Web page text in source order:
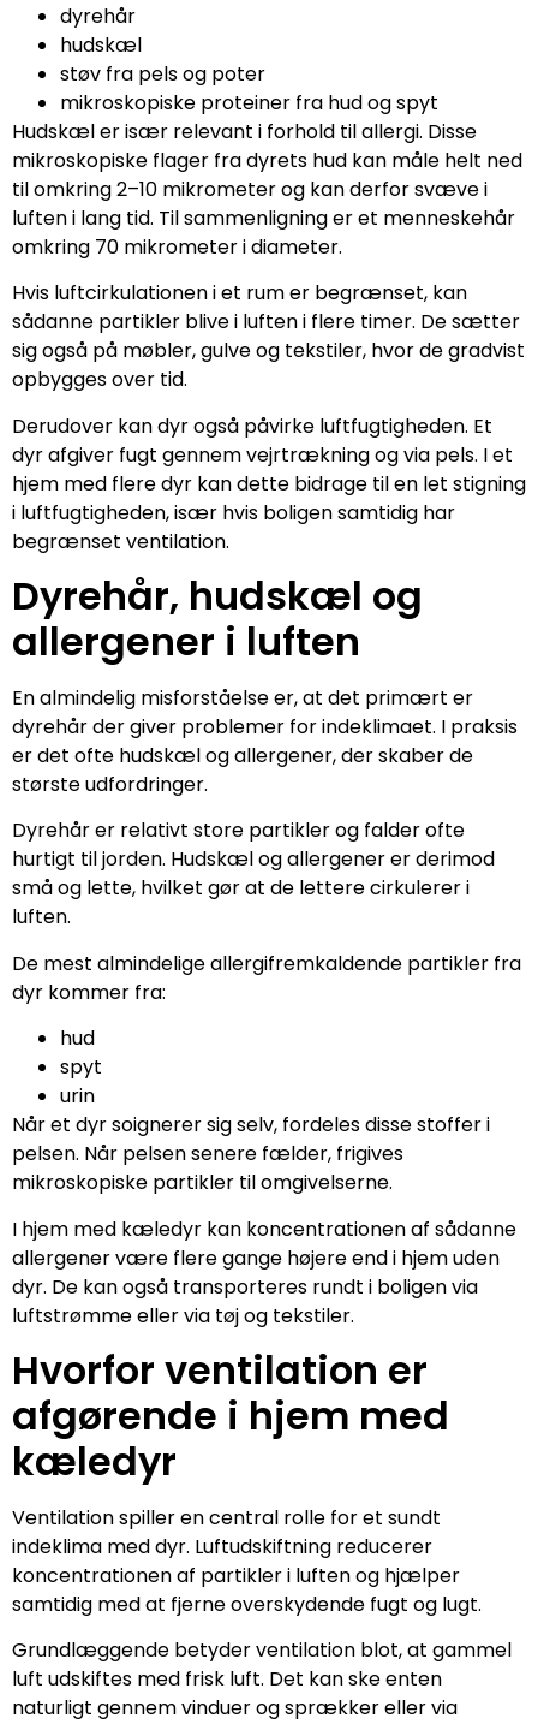
dyrehår
hudskæl
støv fra pels og poter
mikroskopiske proteiner fra hud og spyt
Hudskæl er især relevant i forhold til allergi. Disse
mikroskopiske flager fra dyrets hud kan måle helt ned
til omkring 2–10 mikrometer og kan derfor svæve i
luften i lang tid. Til sammenligning er et menneskehår
omkring 70 mikrometer i diameter.
Hvis luftcirkulationen i et rum er begrænset, kan
sådanne partikler blive i luften i flere timer. De sætter
sig også på møbler, gulve og tekstiler, hvor de gradvist
opbygges over tid.
Derudover kan dyr også påvirke luftfugtigheden. Et
dyr afgiver fugt gennem vejrtrækning og via pels. I et
hjem med flere dyr kan dette bidrage til en let stigning
i luftfugtigheden, især hvis boligen samtidig har
begrænset ventilation.
Dyrehår, hudskæl og
allergener i luften
En almindelig misforståelse er, at det primært er
dyrehår der giver problemer for indeklimaet. I praksis
er det ofte hudskæl og allergener, der skaber de
største udfordringer.
Dyrehår er relativt store partikler og falder ofte
hurtigt til jorden. Hudskæl og allergener er derimod
små og lette, hvilket gør at de lettere cirkulerer i
luften.
De mest almindelige allergifremkaldende partikler fra
dyr kommer fra:
hud
spyt
urin
Når et dyr soignerer sig selv, fordeles disse stoffer i
pelsen. Når pelsen senere fælder, frigives
mikroskopiske partikler til omgivelserne.
I hjem med kæledyr kan koncentrationen af sådanne
allergener være flere gange højere end i hjem uden
dyr. De kan også transporteres rundt i boligen via
luftstrømme eller via tøj og tekstiler.
Hvorfor ventilation er
afgørende i hjem med
kæledyr
Ventilation spiller en central rolle for et sundt
indeklima med dyr. Luftudskiftning reducerer
koncentrationen af partikler i luften og hjælper
samtidig med at fjerne overskydende fugt og lugt.
Grundlæggende betyder ventilation blot, at gammel
luft udskiftes med frisk luft. Det kan ske enten
naturligt gennem vinduer og sprækker eller via